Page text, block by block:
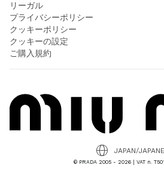
リーガル
プライバシーポリシー
クッキーポリシー
クッキーの設定
ご購入規約
© PRADA 2005 - 2026 | VAT n.
JAPAN/